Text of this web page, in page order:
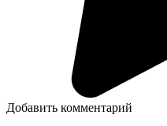
Добавить комментарий